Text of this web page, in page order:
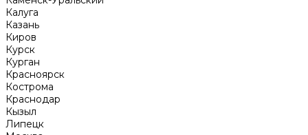
Калуга
Казань
Киров
Курск
Курган
Красноярск
Кострома
Краснодар
Кызыл
Липецк